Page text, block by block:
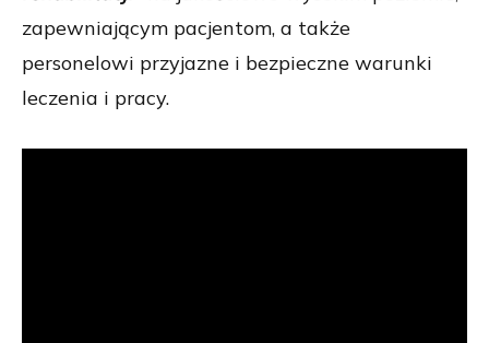
zapewniającym pacjentom, a także
personelowi przyjazne i bezpieczne warunki
leczenia i pracy.